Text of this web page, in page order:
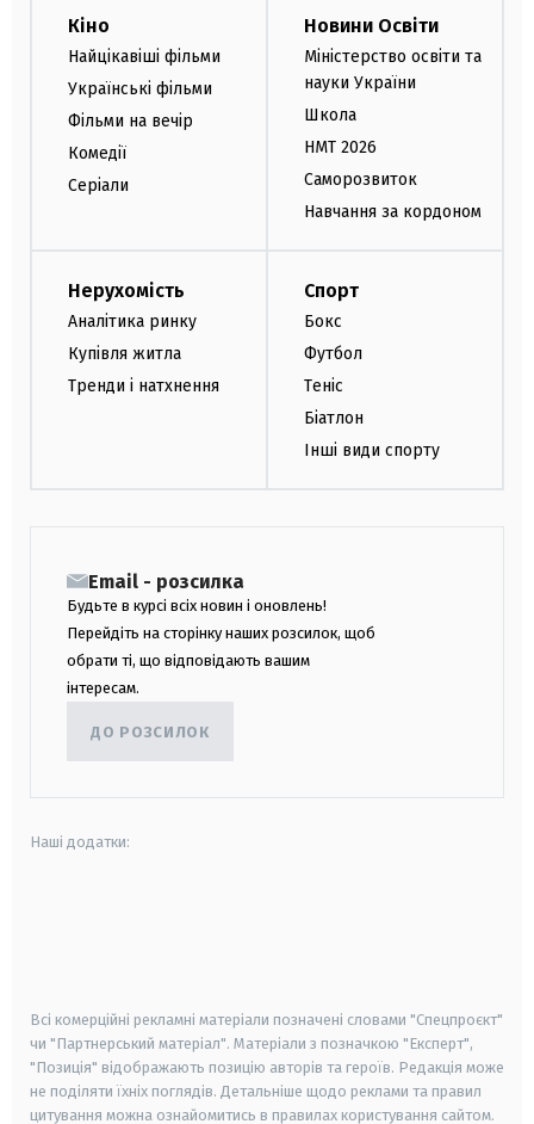
Кіно
Найцікавіші фільми
Українські фільми
Фільми на вечір
Комедії
Серіали
Новини Освіти
Міністерство освіти та
науки України
Школа
НМТ 2026
Саморозвиток
Навчання за кордоном
Нерухомість
Аналітика ринку
Купівля житла
Тренди і натхнення
Спорт
Бокс
Футбол
Теніс
Біатлон
Інші види спорту
Email - розсилка
Будьте в курсі всіх новин і оновлень!
Перейдіть на сторінку наших розсилок, щоб
обрати ті, що відповідають вашим
інтересам.
ДО РОЗСИЛОК
Наші додатки:
Всі комерційні рекламні матеріали позначені словами "Спецпроєкт"
чи "Партнерський матеріал". Матеріали з позначкою "Експерт",
"Позиція" відображають позицію авторів та героїв. Редакція може
не поділяти їхніх поглядів. Детальніше щодо реклами та правил
цитування можна ознайомитись в правилах користування сайтом.